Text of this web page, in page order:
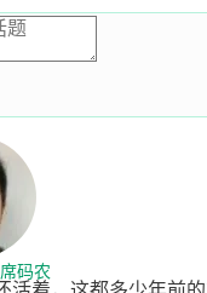
码农